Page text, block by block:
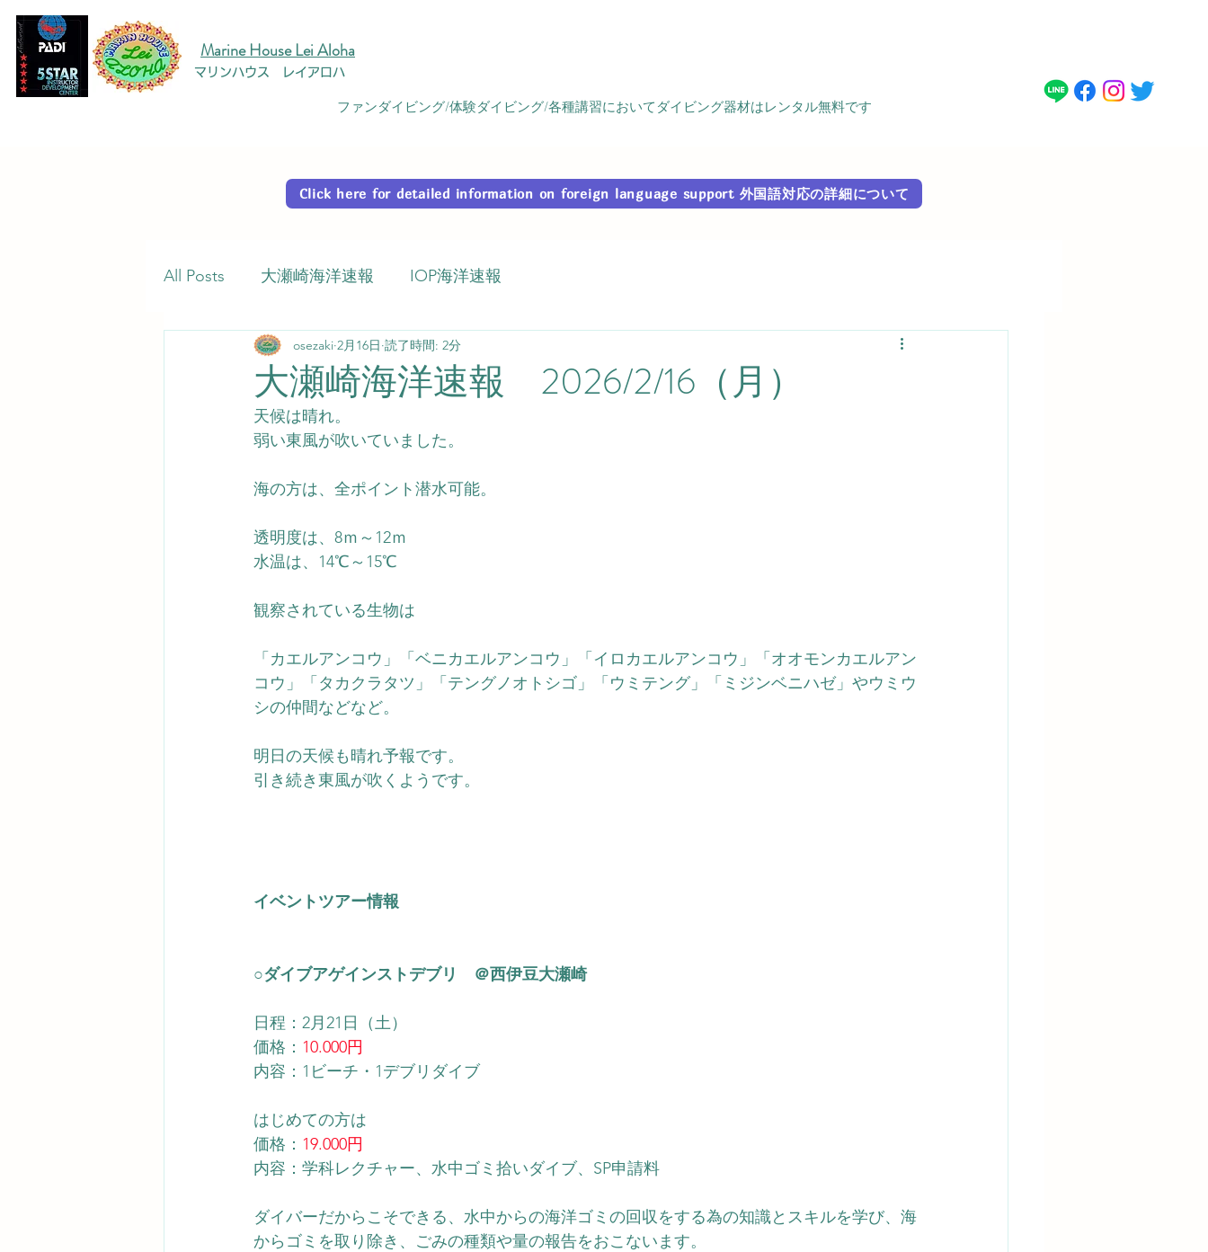
Marine House Lei Aloha
マリンハウス レイアロハ
ファンダイビング/体験ダイビング/各種講習においてダイビング器材はレンタル無料です
Click here for detailed information on foreign language support 外国語対応の詳細に​ついて
All Posts 大瀬崎海洋速報 IOP海洋速報
大瀬崎海洋速報 2026/2/16（月）
osezaki 2月16日 読了時間: 2分
天候は晴れ。
弱い東風が吹いていました。
海の方は、全ポイント潜水可能。
透明度は、8ｍ～12ｍ
水温は、14℃～15℃
観察されている生物は
「カエルアンコウ」「ベニカエルアンコウ」「イロカエルアンコウ」「オオモンカエルアン
コウ」「タカクラタツ」「テングノオトシゴ」「ウミテング」「ミジンベニハゼ」やウミウ
シの仲間などなど。
明日の天候も晴れ予報です。
引き続き東風が吹くようです。
イベントツアー情報
○ダイブアゲインストデブリ　＠西伊豆大瀬崎
日程：2月21日（土）
価格： 10.000円
内容：1ビーチ・1デブリダイブ
はじめての方は
価格： 19.000円
内容：学科レクチャー、水中ゴミ拾いダイブ、SP申請料
ダイバーだからこそできる、水中からの海洋ゴミの回収をする為の知識とスキルを学び、海
からゴミを取り除き、ごみの種類や量の報告をおこないます。